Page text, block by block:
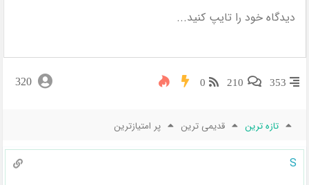
353
210
0
320
تازه ترین قدیمی ترین پر امتیازترین
S